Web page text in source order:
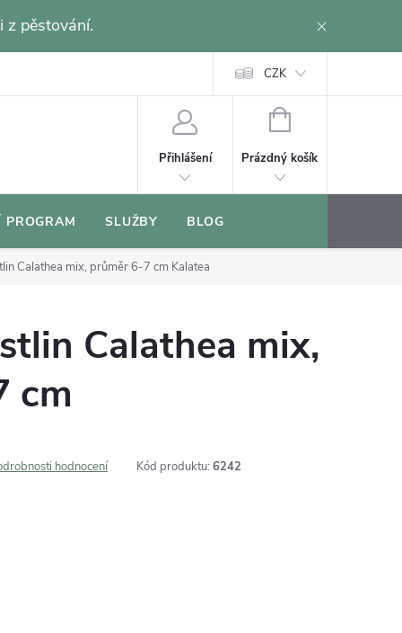
z pěstování.
CZK
Přihlášení
NÁKUPNÍ
Prázdný košík
PROGRAM SLUŽBY BLOG
Calathea mix, průměr 6-7 cm Kalatea
Calathea mix,
cm
hodnocení Kód produktu: 6242